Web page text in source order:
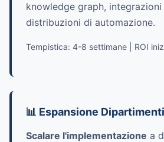
knowledge graph,
distribuzioni di automazione.
Tempistica: 4-8 settimane | ROI
📊 Espansione Dipartimenti
Scalare l'implementazione a